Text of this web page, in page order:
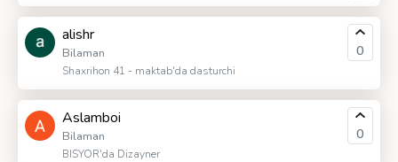
alishr
Bilaman
Shaxrihon 41 - maktab'da dasturchi
0
Aslamboi
Bilaman
BISYOR'da Dizayner
0